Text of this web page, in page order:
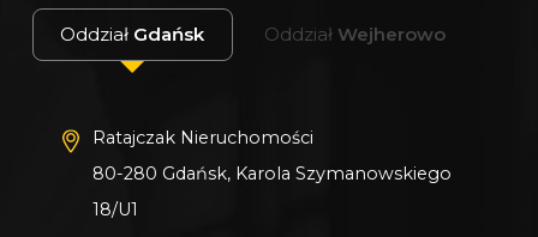
Oddział Gdańsk Oddział Wejherowo
Ratajczak Nieruchomości
80-280 Gdańsk, Karola Szymanowskiego
18/U1